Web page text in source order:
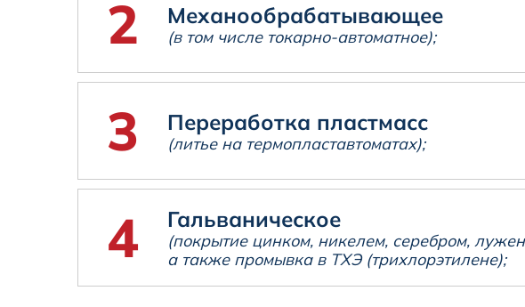
Механообрабатывающее
(в том числе токарно-автоматное);
Переработка пластмасс
(литье на термопластавтоматах);
Гальваническое
(покрытие цинком, никелем, серебром,
а также промывка в ТХЭ (трихлорэтилене);